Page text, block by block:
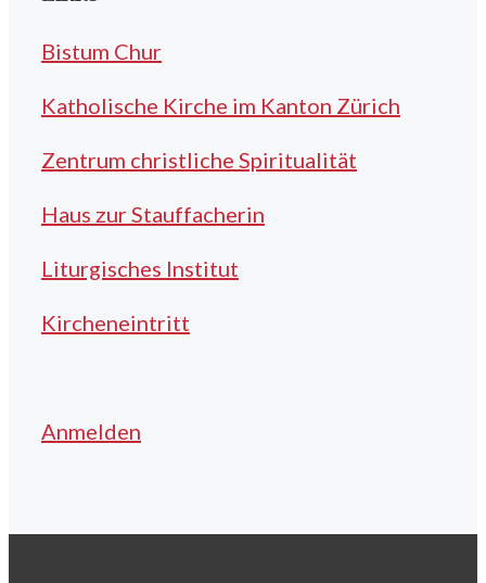
Bistum Chur
Katholische Kirche im Kanton Zürich
Zentrum christliche Spiritualität
Haus zur Stauffacherin
Liturgisches Institut
Kircheneintritt
Anmelden